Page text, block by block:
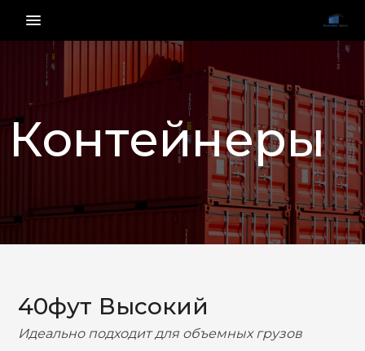
menu_vert
Контейнеры
НАЗАД ВПЕРЕД
40фут Высокий
Идеально подходит для объемных грузов